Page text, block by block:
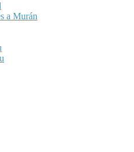
a Murán